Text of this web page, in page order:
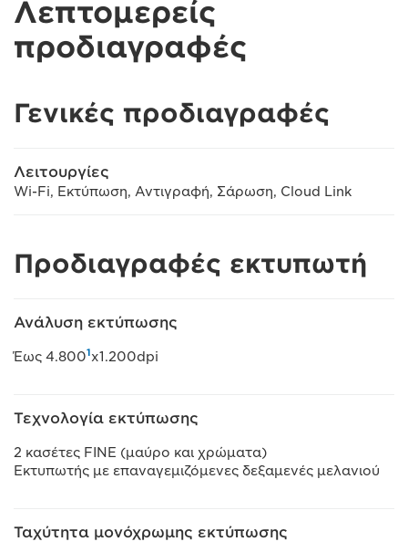
Λεπτομερείς
προδιαγραφές
Γενικές προδιαγραφές
Λειτουργίες
Wi-Fi, Εκτύπωση, Αντιγραφή, Σάρωση, Cloud Link
Προδιαγραφές εκτυπωτή
Ανάλυση εκτύπωσης
Έως 4.8001x1.200dpi
Τεχνολογία εκτύπωσης
2 κασέτες FINE (μαύρο και χρώματα)
Εκτυπωτής με επαναγεμιζόμενες δεξαμενές μελανιού
Ταχύτητα μονόχρωμης εκτύπωσης